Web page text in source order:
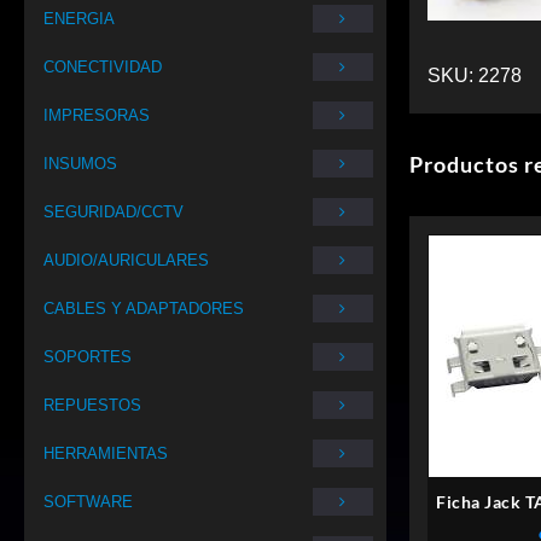
ENERGIA
CONECTIVIDAD
IMPRESORAS
INSUMOS
SEGURIDAD/CCTV
AUDIO/AURICULARES
CABLES Y ADAPTADORES
SOPORTES
REPUESTOS
HERRAMIENTAS
SOFTWARE
SKU: 2278
Productos
Ficha Jack